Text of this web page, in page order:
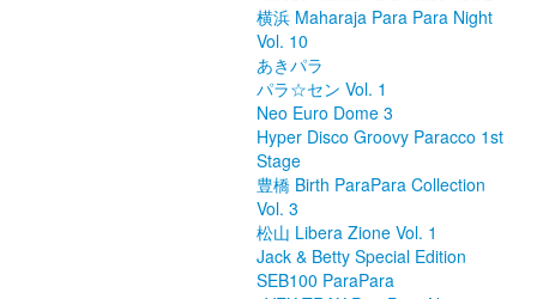
横浜 Maharaja Para Para Night
Vol. 10
あきパラ
パラ☆セン Vol. 1
Neo Euro Dome 3
Hyper Disco Groovy Paracco 1st
Stage
豊橋 Birth ParaPara Collection
Vol. 3
松山 Libera Zione Vol. 1
Jack & Betty Special Edition
SEB100 ParaPara